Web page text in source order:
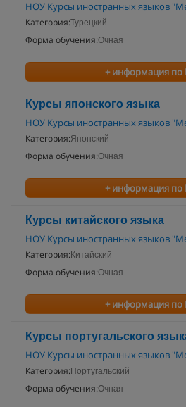
НОУ Курсы иностранных языков
Категория:Турецкий
Форма обучения:Очная
+ информация по
Курсы японского языка
НОУ Курсы иностранных языков
Категория:Японский
Форма обучения:Очная
+ информация по
Курсы китайского языка
НОУ Курсы иностранных языков
Категория: Китайский
Форма обучения:Очная
+ информация по
Курсы португальского
НОУ Курсы иностранных языков
Категория: Португальский
Форма обучения:Очная